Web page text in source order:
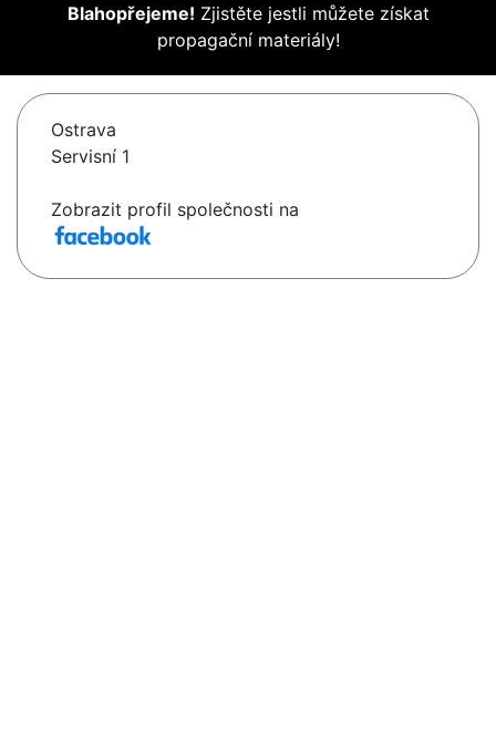
Blahopřejeme! Zjistěte jestli můžete získat
propagační materiály!
Ostrava
Servisní 1
Zobrazit profil společnosti na